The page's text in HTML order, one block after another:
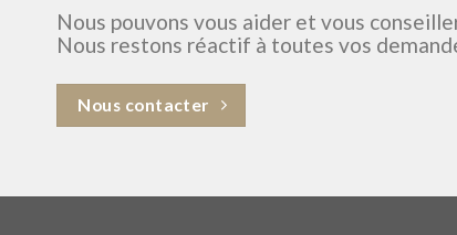
Nous pouvons vous aider et vous
Nous restons réactif à toutes vos
Nous contacter